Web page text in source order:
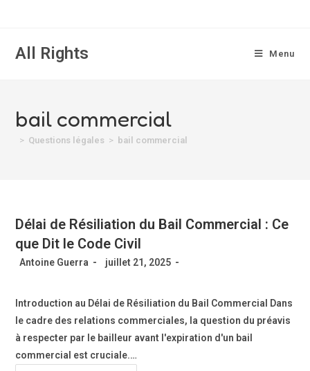
All Rights Menu
bail commercial
> Questions légales > bail commercial
Délai de Résiliation du Bail Commercial : Ce
que Dit le Code Civil
Antoine Guerra juillet 21, 2025
Introduction au Délai de Résiliation du Bail Commercial Dans
le cadre des relations commerciales, la question du préavis
à respecter par le bailleur avant l'expiration d'un bail
commercial est cruciale.…